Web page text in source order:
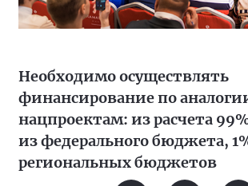
Необходимо осуществлять
финансирование по
нацпроектам: из расчета
из федерального бюджета,
региональных бюджетов